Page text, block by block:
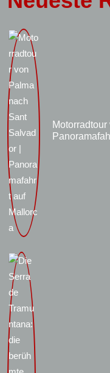
Motorradtour